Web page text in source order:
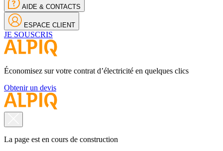
AIDE & CONTACTS
ESPACE CLIENT
JE SOUSCRIS
Économisez sur votre contrat d’électricité en quelques clics
Obtenir un devis
La page est en cours de construction